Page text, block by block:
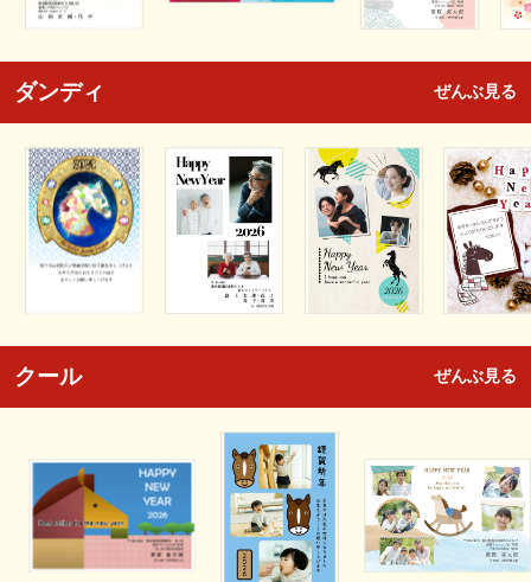
ダンディ ぜんぶ見る
クール ぜんぶ見る